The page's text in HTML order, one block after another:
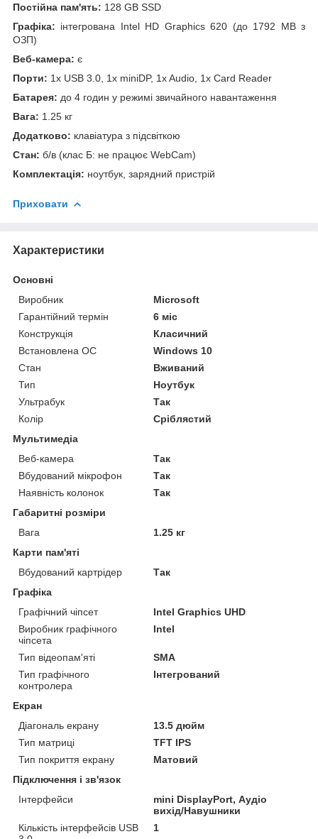
Постійна пам'ять: 128 GB SSD
Графіка: інтегрована Intel HD Graphics 620 (до 1792 MB з
ОЗП)
Веб-камера: є
Порти: 1x USB 3.0, 1x miniDP, 1x Audio, 1x Card Reader
Батарея: до 4 годин у режимі звичайного навантаження
Вага: 1.25 кг
Додатково: клавіатура з підсвіткою
Стан: б/в (клас Б: не працює WebCam)
Комплектація: ноутбук, зарядний пристрій
Приховати
Характеристики
Основні
Виробник
Microsoft
Гарантійний термін
6 міс
Конструкція
Класичний
Встановлена ОС
Windows 10
Стан
Вживаний
Тип
Ноутбук
Ультрабук
Так
Колір
Сріблястий
Мультимедіа
Веб-камера
Так
Вбудований мікрофон
Так
Наявність колонок
Так
Габаритні розміри
Вага
1.25 кг
Карти пам'яті
Вбудований картрідер
Так
Графіка
Графічний чіпсет
Intel Graphics UHD
Виробник графічного
чіпсета
Intel
Тип відеопам'яті
SMA
Тип графічного
контролера
Інтегрований
Екран
Діагональ екрану
13.5 дюйм
Тип матриці
TFT IPS
Тип покриття екрану
Матовий
Підключення і зв'язок
Інтерфейси
mini DisplayPort, Аудіо
вихід/Навушники
Кількість інтерфейсів USB
1